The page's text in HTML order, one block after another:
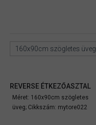
160x90cm szögletes üveg
REVERSE ÉTKEZŐASZTAL
Méret: 160x90cm szögletes
üveg; Cikkszám: mytore022